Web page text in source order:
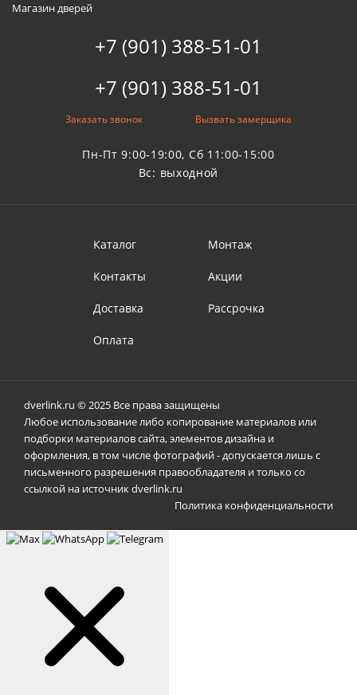
Магазин дверей
+7 (901) 388-51-01
+7 (901) 388-51-01
Заказать звонок Вызвать замерщика
Пн-Пт 9:00-19:00, Сб 11:00-15:00
Вс: выходной
Каталог
Контакты
Доставка
Оплата
Монтаж
Акции
Рассрочка
dverlink.ru © 2025 Все права защищены
Любое использование либо копирование материалов или
подборки материалов сайта, элементов дизайна и
оформления, в том числе фотографий - допускается лишь с
письменного разрешения правообладателя и только со
ссылкой на источник dverlink.ru
Политика конфиденциальности